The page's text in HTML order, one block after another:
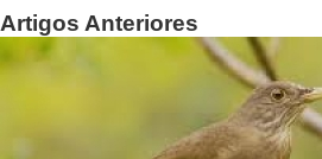
Artigos Anteriores